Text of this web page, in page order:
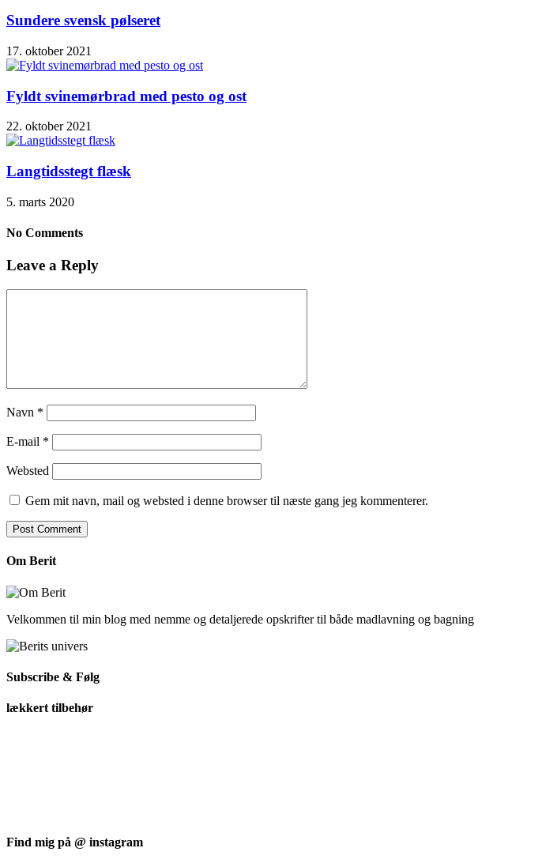
Sundere svensk pølseret
17. oktober 2021
Fyldt svinemørbrad med pesto og ost
22. oktober 2021
Langtidsstegt flæsk
5. marts 2020
No Comments
Leave a Reply
Navn *
E-mail *
Websted
Gem mit navn, mail og websted i denne browser til næste gang jeg kommenterer.
Om Berit
Velkommen til min blog med nemme og detaljerede opskrifter til både madlavning og bagning
Subscribe & Følg
lækkert tilbehør
Find mig på @ instagram